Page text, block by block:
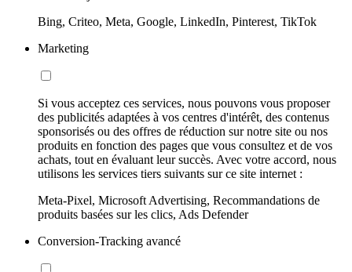
Bing, Criteo, Meta, Google, LinkedIn, Pinterest, TikTok
Marketing
Si vous acceptez ces services, nous pouvons vous proposer
des publicités adaptées à vos centres d'intérêt, des contenus
sponsorisés ou des offres de réduction sur notre site ou nos
produits en fonction des pages que vous consultez et de vos
achats, tout en évaluant leur succès. Avec votre accord, nous
utilisons les services tiers suivants sur ce site internet :
Meta-Pixel, Microsoft Advertising, Recommandations de
produits basées sur les clics, Ads Defender
Conversion-Tracking avancé